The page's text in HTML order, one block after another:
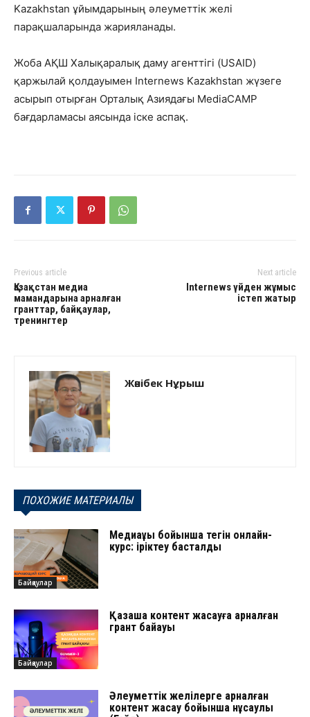
Kazakhstan ұйымдарының әлеуметтік желі
парақшаларында жарияланады.
Жоба АҚШ Халықаралық даму агенттігі (USAID)
қаржылай қолдауымен Internews Kazakhstan жүзеге
асырып отырған Орталық Азиядағы MediaCAMP
бағдарламасы аясында іске аспақ.
Previous article
Қазақстан медиа
мамандарына арналған
гранттар, байқаулар,
тренингтер
Next article
Internews үйден жұмыс
істеп жатыр
Жәнібек Нұрыш
ПОХОЖИЕ МАТЕРИАЛЫ
Байқаулар
Медиақұқық бойынша тегін онлайн-
курс: іріктеу басталды
Байқаулар
Қазақша контент жасауға арналған
грант байқауы
Әлеуметтік желілерге арналған
контент жасау бойынша нұсқаулық